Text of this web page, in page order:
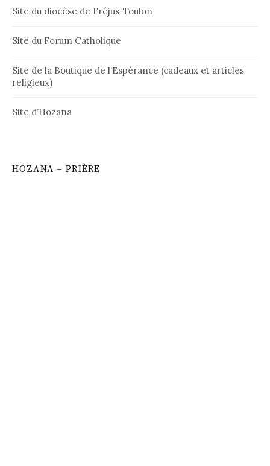
Site du diocèse de Fréjus-Toulon
Site du Forum Catholique
Site de la Boutique de l’Espérance (cadeaux et articles
religieux)
Site d’Hozana
HOZANA – PRIÈRE